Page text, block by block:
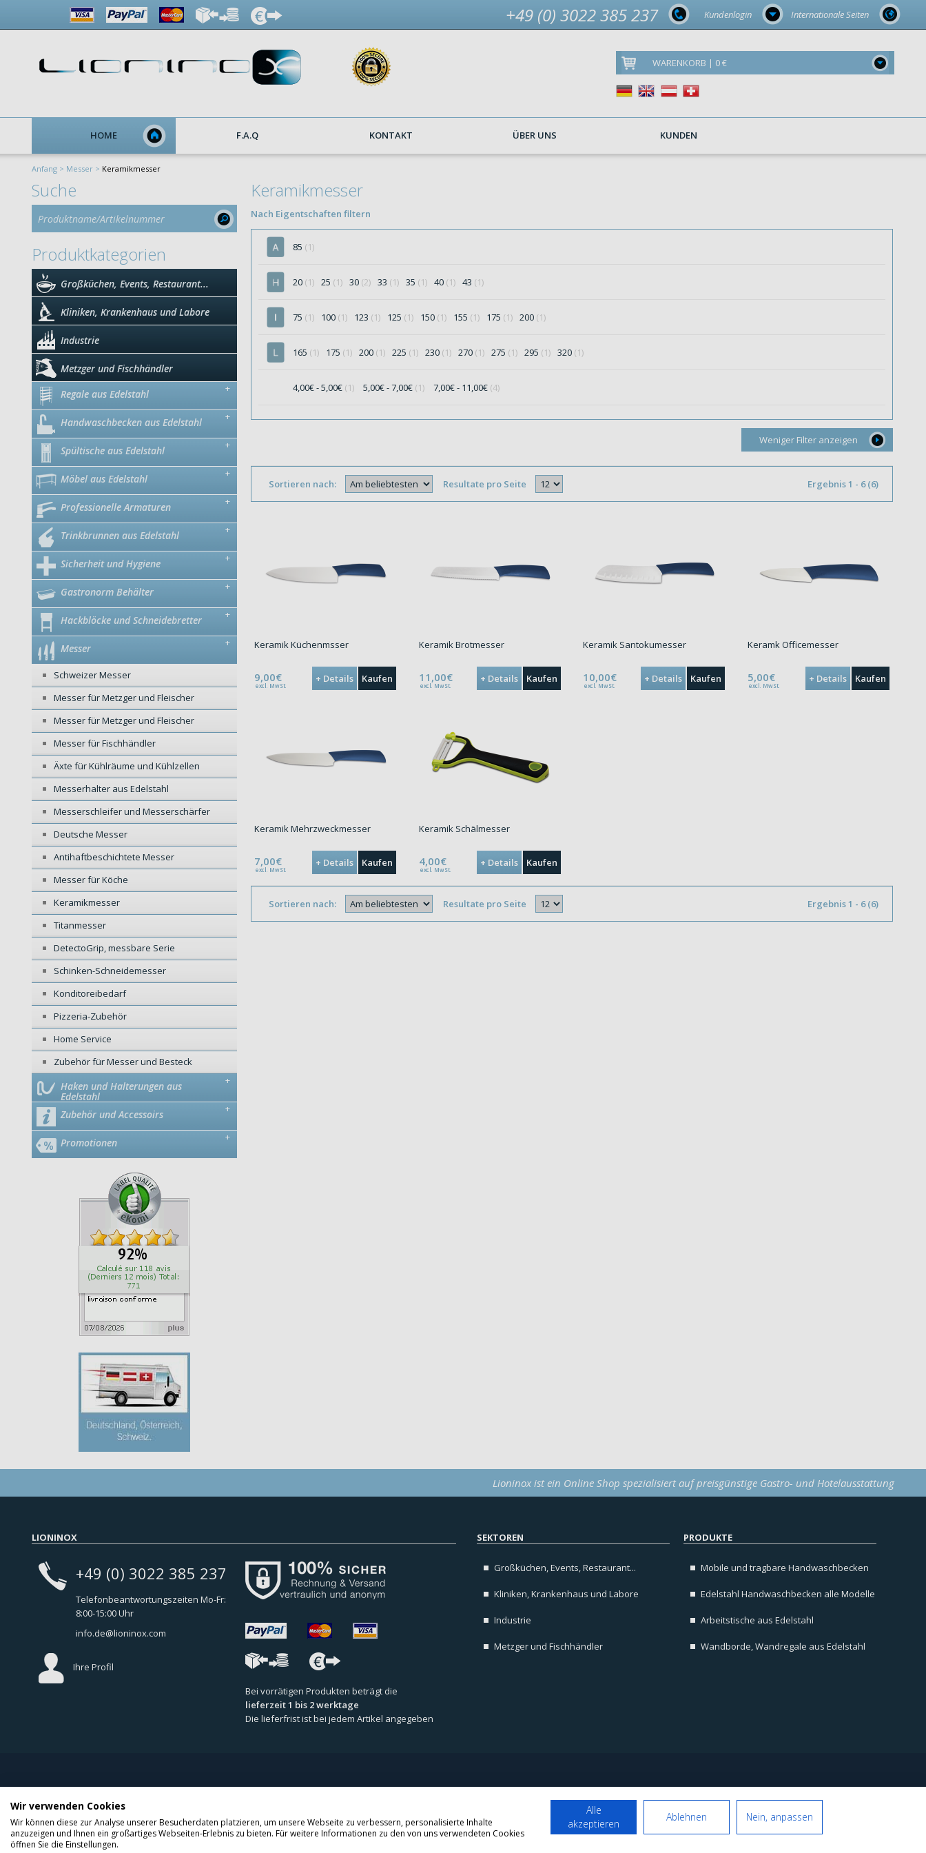
Internationale Seiten
Kundenlogin
+49 (0) 3022 385 237
WARENKORB | 0 €
HOME F.A.Q KONTAKT ÜBER UNS KUNDEN
Anfang > Messer > Keramikmesser
Suche
Produktkategorien
Großküchen, Events, Restaurant...
Kliniken, Krankenhaus und Labore
Industrie
Metzger und Fischhändler
+
Regale aus Edelstahl
+
Handwaschbecken aus Edelstahl
+
Spültische aus Edelstahl
+
Möbel aus Edelstahl
+
Professionelle Armaturen
+
Trinkbrunnen aus Edelstahl
+
Sicherheit und Hygiene
+
Gastronorm Behälter
+
Hackblöcke und Schneidebretter
+
Messer
Schweizer Messer
Messer für Metzger und Fleischer
Messer für Metzger und Fleischer
Messer für Fischhändler
Äxte für Kühlräume und Kühlzellen
Messerhalter aus Edelstahl
Messerschleifer und Messerschärfer
Deutsche Messer
Antihaftbeschichtete Messer
Messer für Köche
Keramikmesser
Titanmesser
DetectoGrip, messbare Serie
Schinken-Schneidemesser
Konditoreibedarf
Pizzeria-Zubehör
Home Service
Zubehör für Messer und Besteck
+
Haken und Halterungen aus
Edelstahl
+
Zubehör und Accessoirs
+
Promotionen
Keramikmesser
Nach Eigentschaften filtern
85 (1)
20 (1) 25 (1) 30 (2) 33 (1) 35 (1) 40 (1) 43 (1)
75 (1) 100 (1) 123 (1) 125 (1) 150 (1) 155 (1) 175 (1) 200 (1)
165 (1) 175 (1) 200 (1) 225 (1) 230 (1) 270 (1) 275 (1) 295 (1) 320 (1)
4,00€ - 5,00€ (1) 5,00€ - 7,00€ (1) 7,00€ - 11,00€ (4)
Weniger Filter anzeigen
Sortieren nach: Resultate pro Seite Ergebnis 1 - 6 (6)
Keramik Küchenmsser
9,00€
excl. MwSt.
Kaufen
+ Details
Keramik Brotmesser
11,00€
excl. MwSt.
Kaufen
+ Details
Keramik Santokumesser
10,00€
excl. MwSt.
Kaufen
+ Details
Keramk Officemesser
5,00€
excl. MwSt.
Kaufen
+ Details
Keramik Mehrzweckmesser
7,00€
excl. MwSt.
Kaufen
+ Details
Keramik Schälmesser
4,00€
excl. MwSt.
Kaufen
+ Details
Sortieren nach: Resultate pro Seite Ergebnis 1 - 6 (6)
Lioninox ist ein Online Shop spezialisiert auf preisgünstige Gastro- und Hotelausstattung
LIONINOX
+49 (0) 3022 385 237
Telefonbeantwortungszeiten Mo-Fr:
8:00-15:00 Uhr
info.de@lioninox.com
Ihre Profil
Bei vorrätigen Produkten beträgt die
lieferzeit 1 bis 2 werktage
Die lieferfrist ist bei jedem Artikel angegeben
SEKTOREN
Großküchen, Events, Restaurant...
Kliniken, Krankenhaus und Labore
Industrie
Metzger und Fischhändler
PRODUKTE
Mobile und tragbare Handwaschbecken
Edelstahl Handwaschbecken alle Modelle
Arbeitstische aus Edelstahl
Wandborde, Wandregale aus Edelstahl
Copyrights © 2026 Alle rechte vorbehalten LioninoxGmbH.
Wir verwenden Cookies
Wir können diese zur Analyse unserer Besucherdaten platzieren, um unsere Webseite zu verbessern, personalisierte Inhalte
anzuzeigen und Ihnen ein großartiges Webseiten-Erlebnis zu bieten. Für weitere Informationen zu den von uns verwendeten Cookies
öffnen Sie die Einstellungen.
Alle
akzeptieren
Ablehnen Nein, anpassen